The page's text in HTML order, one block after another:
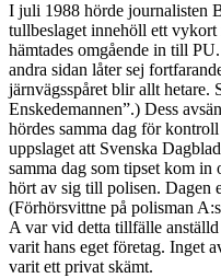
I juli 1988 hörde journalisten
tullbeslaget innehöll ett
hämtades omgående in till
andra sidan låter sej
järnvägsspåret blir allt hetare.
Enskedemannen”.) Dess
hördes samma dag för
uppslaget att Svenska
samma dag som tipset kom
hört av sig till polisen. Dagen
(Förhörsvittne på polisman
A var vid detta tillfälle
varit hans eget företag. Inget
varit ett privat skämt.